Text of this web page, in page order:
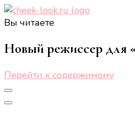
здоровом образе жизни,
еде.
Вы читаете
Новый режиссер для
Перейти к содержимому